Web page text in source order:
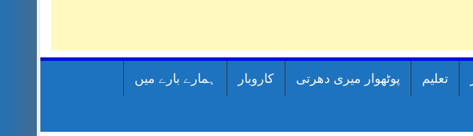
تعلیم پوٹھوار میری دھرتی کاروبار ہمارے بارے میں